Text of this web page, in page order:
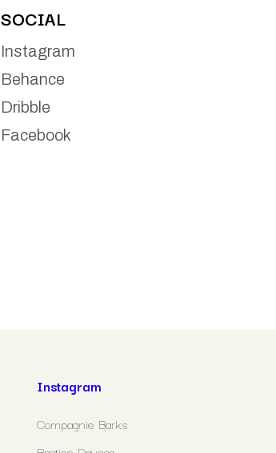
SOCIAL
Instagram
Behance
Dribble
Facebook
Instagram
Compagnie Barks